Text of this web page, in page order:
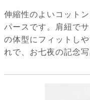
伸縮性のよいコット
パースです。肩紐で
の体型にフィットし
れで、お七夜の記念